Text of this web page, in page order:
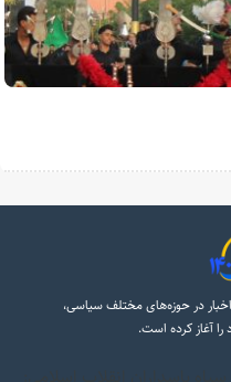
در حوزه‌های مختلف سیاسی،
آغاز کرده است.